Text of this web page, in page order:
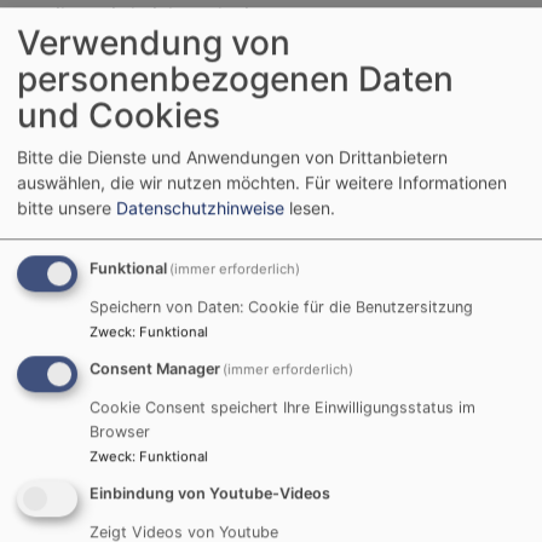
musiker wird nicht reduziert.
Drei Kirchenkreise fusionieren zu neuem
Kirchenkreis „Franken“
Die drei Kirchenkreise Ansbach-Würzburg, Nürnberg
und Bayreuth werden ab 2027 zu einem Kirchenkreis
„Franken“ zusammengeschlossen. Nach der vor einem
Jahr beschlossenen Zusammenlegung der ehemals drei
südlichen Kirchenkreise zum Kirchenkreis „Schwaben-
Altbayern“ hat die Synode damit auch die Weichen zu
einer Strukturanpassung im Norden gestellt. Damit
reduziert sich die Zahl der Kirchenkreise von ehemals
sechs auf zwei. Der neue Kirchenkreis soll ebenfalls
von zwei Regionalbischöfinnen oder -bischöfen im
Tandem geleitet werden. Eine Leitungsstelle entfällt.
Der neue Kirchenkreis Franken entspricht nahezu
Unter-, Mittel- und Oberfranken.
Verwendung von
personenbezogenen Daten
und Cookies
Bitte die Dienste und Anwendungen von Drittanbietern
auswählen, die wir nutzen möchten. Für weitere Informationen
bitte unsere Datenschutzhinweise lesen.
Funktional (immer erforderlich)
Speichern von Daten: Cookie für die Benutzersitzung
Zweck: Funktional
Consent Manager (immer erforderlich)
Cookie Consent speichert Ihre Einwilligungsstatus im
Browser
Zweck: Funktional
Einbindung von Youtube-Videos
Zeigt Videos von Youtube